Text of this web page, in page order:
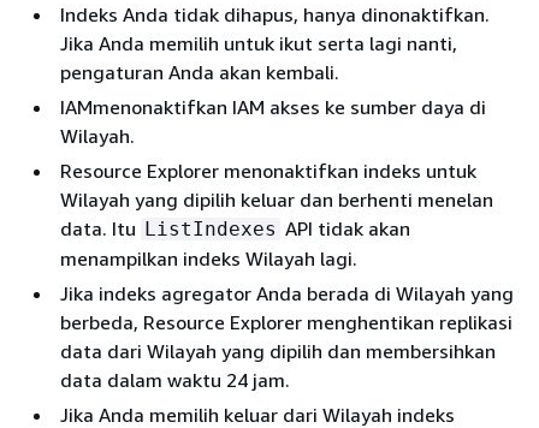
Indeks Anda tidak dihapus, hanya dinonaktifkan.
Jika Anda memilih untuk ikut serta lagi nanti,
pengaturan Anda akan kembali.
IAMmenonaktifkan IAM akses ke sumber daya di
Wilayah.
Resource Explorer menonaktifkan indeks untuk
Wilayah yang dipilih keluar dan berhenti menelan
data. Itu ListIndexes API tidak akan
menampilkan indeks Wilayah lagi.
Jika indeks agregator Anda berada di Wilayah yang
berbeda, Resource Explorer menghentikan replikasi
data dari Wilayah yang dipilih dan membersihkan
data dalam waktu 24 jam.
Jika Anda memilih keluar dari Wilayah indeks